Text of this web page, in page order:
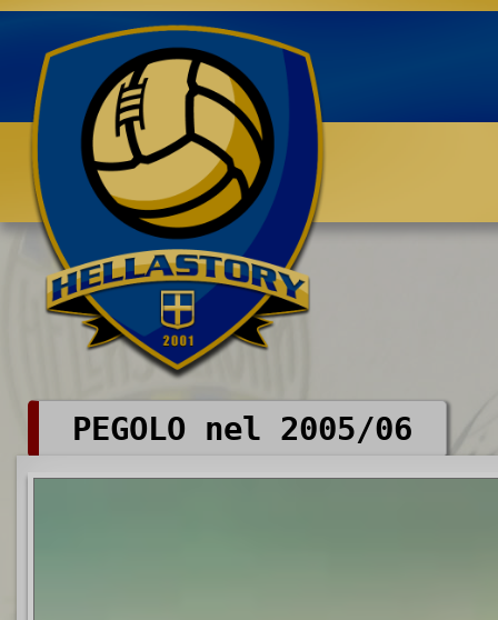
Benvenuti su HELLASTORY.net
PEGOLO nel 2005/06